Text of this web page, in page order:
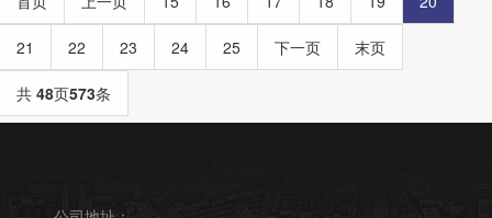
21 22 23 24 25 下一页 末页
共 48页573条